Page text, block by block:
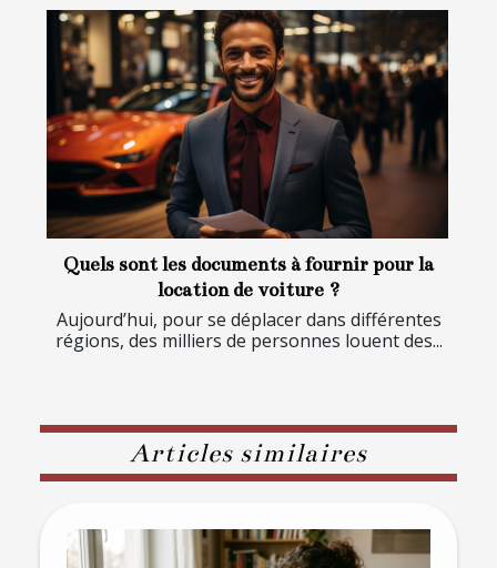
Quels sont les documents à fournir pour la
location de voiture ?
Aujourd’hui, pour se déplacer dans différentes
régions, des milliers de personnes louent des...
Articles similaires